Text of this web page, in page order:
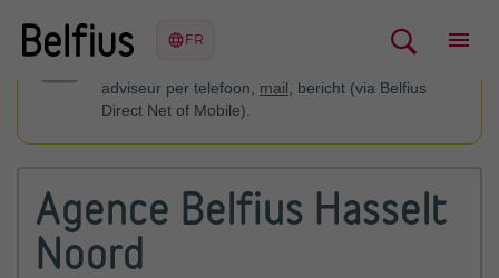
adviseur per telefoon, mail , bericht (via Belfius
Direct Net of Mobile).
Agence Belfius Hasselt
Noord